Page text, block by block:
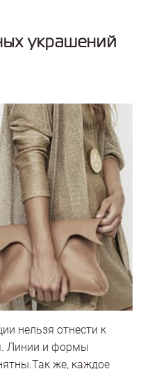
украшений
нельзя отнести к
Линии и формы
же, каждое